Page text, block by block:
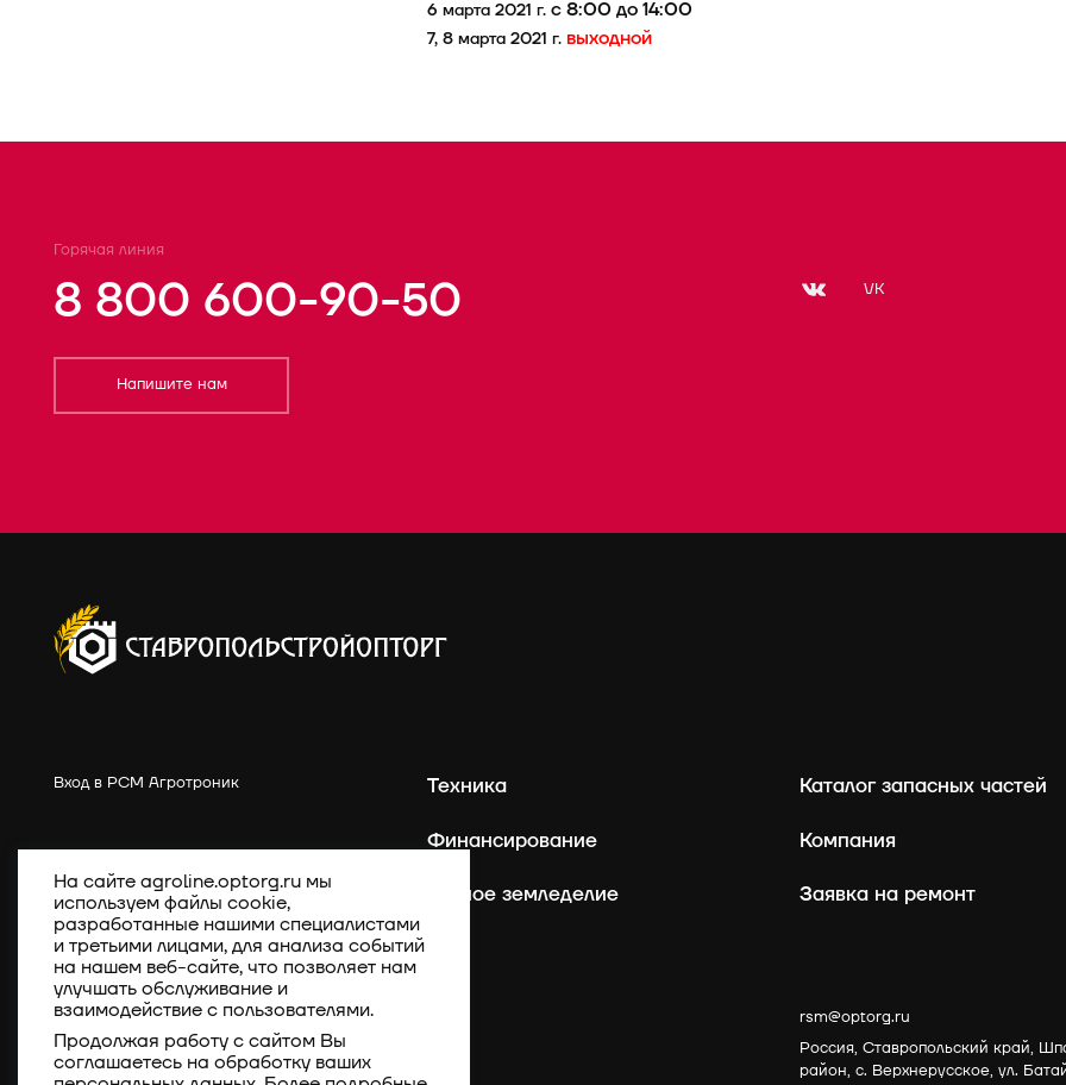
6 марта 2021 г. с 8:00 до 14:00
7, 8 марта 2021 г. выходной
Горячая линия
8 800 600-90-50
Напишите нам
VK
Вход в РСМ Агротроник
Техника
Финансирование
Точное земледелие
Каталог запасных частей
Компания
Заявка на ремонт
rsm@optorg.ru
Россия, Ставропольский край,
район, с. Верхнерусское, ул.
На сайте agroline.optorg.ru мы
используем файлы cookie,
разработанные нашими специалистами
и третьими лицами, для анализа событий
на нашем веб-сайте, что позволяет нам
улучшать обслуживание и
взаимодействие с пользователями.
Продолжая работу с сайтом Вы
соглашаетесь на обработку ваших